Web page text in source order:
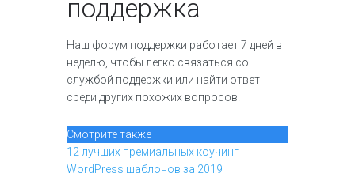
поддержка
Наш форум поддержки работает 7 дней в
неделю, чтобы легко связаться со
службой поддержки или найти ответ
среди других похожих вопросов.
Смотрите также
12 лучших премиальных коучинг
WordPress шаблонов за 2019